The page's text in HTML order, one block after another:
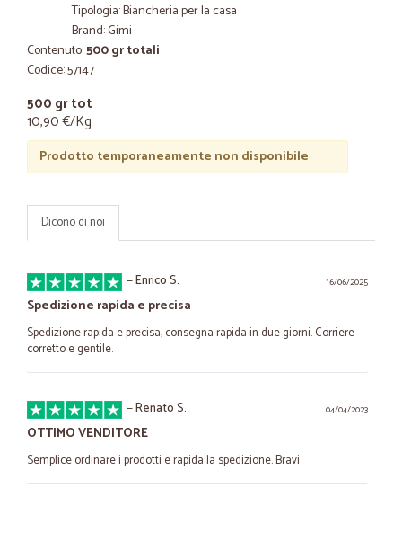
Tipologia: Biancheria per la casa
Brand: Gimi
Contenuto:500 gr totali
Codice: 57147
500 gr tot
10,90 €/Kg
Prodotto temporaneamente non disponibile
Dicono di noi
16/06/2025
—Enrico S.
Spedizione rapida e precisa
Spedizione rapida e precisa, consegna rapida in due giorni. Corriere
corretto e gentile.
04/04/2023
—Renato S.
OTTIMO VENDITORE
Semplice ordinare i prodotti e rapida la spedizione. Bravi